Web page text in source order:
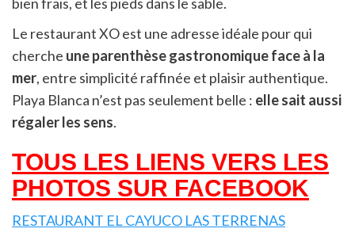
Le restaurant XO est une adresse idéale pour qui
cherche une parenthèse gastronomique face à la
mer, entre simplicité raffinée et plaisir authentique.
Playa Blanca n’est pas seulement belle : elle sait aussi
régaler les sens.
TOUS LES LIENS VERS LES
PHOTOS SUR FACEBOOK
RESTAURANT EL CAYUCO LAS TERRENAS